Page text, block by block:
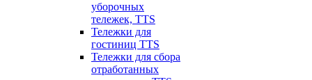
уборочных
тележек, TTS
Тележки для
гостиниц TTS
Тележки для сбора
отработанных